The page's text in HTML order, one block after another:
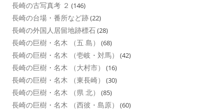
長崎の古写真考 ２ (146)
長崎の台場・番所など跡(22)
長崎の外国人居留地跡標石(28)
長崎の巨樹・名木 （五 島） (68)
長崎の巨樹・名木 （壱岐・対馬） (42)
長崎の巨樹・名木 （大村市） (16)
長崎の巨樹・名木 （東長崎） (30)
長崎の巨樹・名木 （県 北） (85)
長崎の巨樹・名木 （西彼・島原） (60)